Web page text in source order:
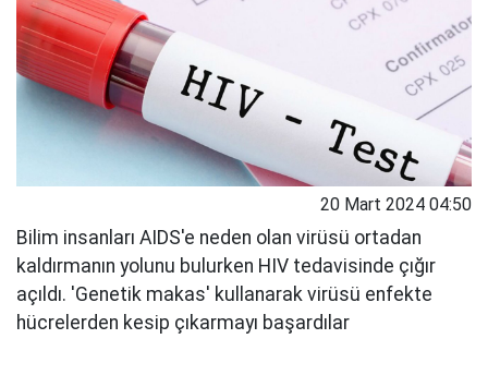
20 Mart 2024 04:50
Bilim insanları AIDS'e neden olan virüsü ortadan
kaldırmanın yolunu bulurken HIV tedavisinde çığır
açıldı. 'Genetik makas' kullanarak virüsü enfekte
hücrelerden kesip çıkarmayı başardılar